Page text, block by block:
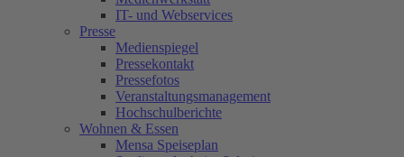
IT- und Webservices
Presse
Medienspiegel
Pressekontakt
Pressefotos
Veranstaltungsmanagement
Hochschulberichte
Wohnen & Essen
Mensa Speiseplan